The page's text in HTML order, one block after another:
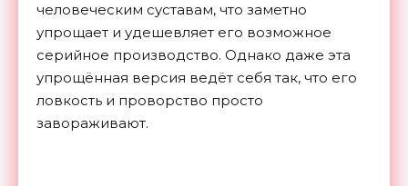
человеческим суставам, что заметно
упрощает и удешевляет его возможное
серийное производство. Однако даже эта
упрощённая версия ведёт себя так, что его
ловкость и проворство просто
завораживают.